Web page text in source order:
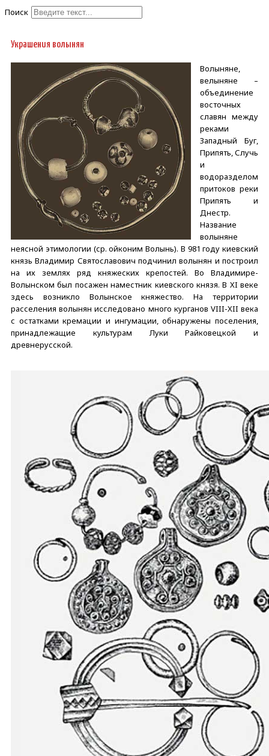
Поиск
results.
Украшения волынян
Волыняне,
велыняне –
объединение
восточных
славян между
реками
Западный Буг,
Припять, Случь
и
водоразделом
притоков реки
Припять и
Днестр.
Название
волыняне
неясной этимологии (ср. ойконим Волынь). В 981 году киевский
князь Владимир Святославович подчинил волынян и построил
на их землях ряд княжеских крепостей. Во Владимире-
Волынском был посажен наместник киевского князя. В XI веке
здесь возникло Волынское княжество. На территории
расселения волынян исследовано много курганов VIII-XII века
с остатками кремации и ингумации, обнаружены поселения,
принадлежащие культурам Луки Райковецкой и
древнерусской.